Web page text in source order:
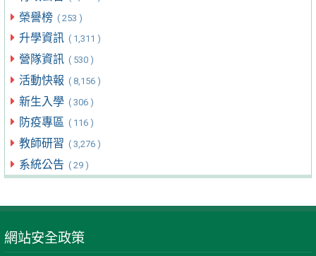
榮譽榜 ( 253 )
升學資訊 ( 1,311 )
營隊資訊 ( 530 )
活動快報 ( 8,156 )
新生入學 ( 306 )
防疫專區 ( 116 )
教師研習 ( 3,276 )
系統公告 ( 29 )
網站安全政策